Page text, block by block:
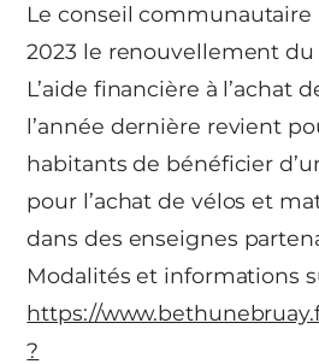
Le conseil communautaire
2023 le renouvellement du
L’aide financière à l’achat
l’année dernière revient
habitants de bénéficier
pour l’achat de vélos et
dans des enseignes
Modalités et informations
https://
?